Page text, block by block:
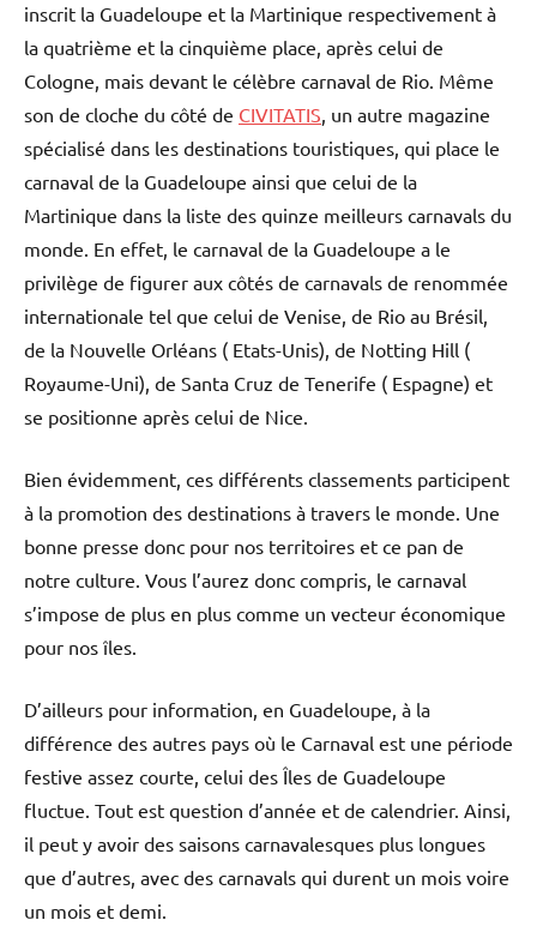
inscrit la Guadeloupe et la Martinique respectivement à
la quatrième et la cinquième place, après celui de
Cologne, mais devant le célèbre carnaval de Rio. Même
son de cloche du côté de CIVITATIS, un autre magazine
spécialisé dans les destinations touristiques, qui place le
carnaval de la Guadeloupe ainsi que celui de la
Martinique dans la liste des quinze meilleurs carnavals du
monde. En effet, le carnaval de la Guadeloupe a le
privilège de figurer aux côtés de carnavals de renommée
internationale tel que celui de Venise, de Rio au Brésil,
de la Nouvelle Orléans ( Etats-Unis), de Notting Hill (
Royaume-Uni), de Santa Cruz de Tenerife ( Espagne) et
se positionne après celui de Nice.
Bien évidemment, ces différents classements participent
à la promotion des destinations à travers le monde. Une
bonne presse donc pour nos territoires et ce pan de
notre culture. Vous l’aurez donc compris, le carnaval
s’impose de plus en plus comme un vecteur économique
pour nos îles.
D’ailleurs pour information, en Guadeloupe, à la
différence des autres pays où le Carnaval est une période
festive assez courte, celui des Îles de Guadeloupe
fluctue. Tout est question d’année et de calendrier. Ainsi,
il peut y avoir des saisons carnavalesques plus longues
que d’autres, avec des carnavals qui durent un mois voire
un mois et demi.